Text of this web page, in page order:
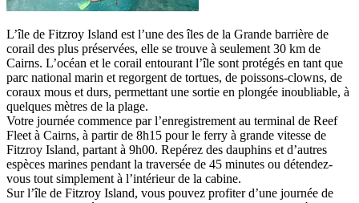
L’île de Fitzroy Island est l’une des îles de la Grande barrière de
corail des plus préservées, elle se trouve à seulement 30 km de
Cairns. L’océan et le corail entourant l’île sont protégés en tant que
parc national marin et regorgent de tortues, de poissons-clowns, de
coraux mous et durs, permettant une sortie en plongée inoubliable, à
quelques mètres de la plage.
Votre journée commence par l’enregistrement au terminal de Reef
Fleet à Cairns, à partir de 8h15 pour le ferry à grande vitesse de
Fitzroy Island, partant à 9h00. Repérez des dauphins et d’autres
espèces marines pendant la traversée de 45 minutes ou détendez-
vous tout simplement à l’intérieur de la cabine.
Sur l’île de Fitzroy Island, vous pouvez profiter d’une journée de